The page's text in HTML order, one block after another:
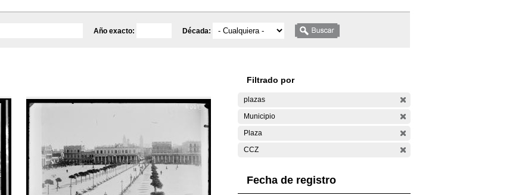
Año exacto: Década:
Filtrado por
plazas
Municipio
Plaza
CCZ
Fecha de registro